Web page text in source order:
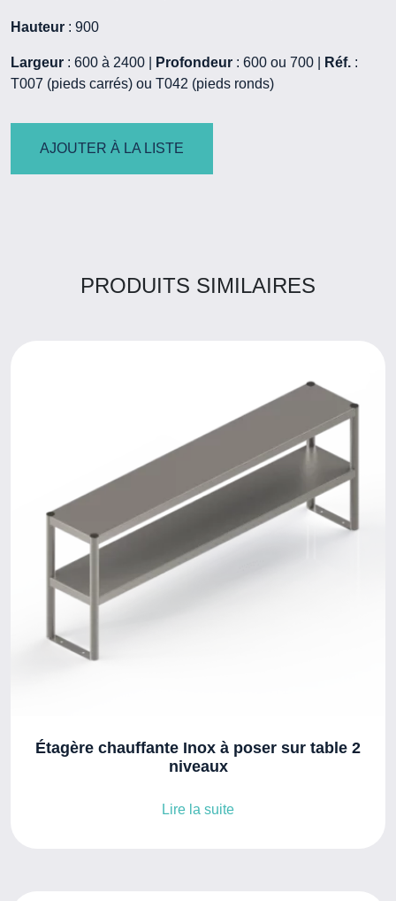
Hauteur : 900
Largeur : 600 à 2400 | Profondeur : 600 ou 700 | Réf. :
T007 (pieds carrés) ou T042 (pieds ronds)
AJOUTER À LA LISTE
PRODUITS SIMILAIRES
Étagère chauffante Inox à poser sur table 2
niveaux
Lire la suite